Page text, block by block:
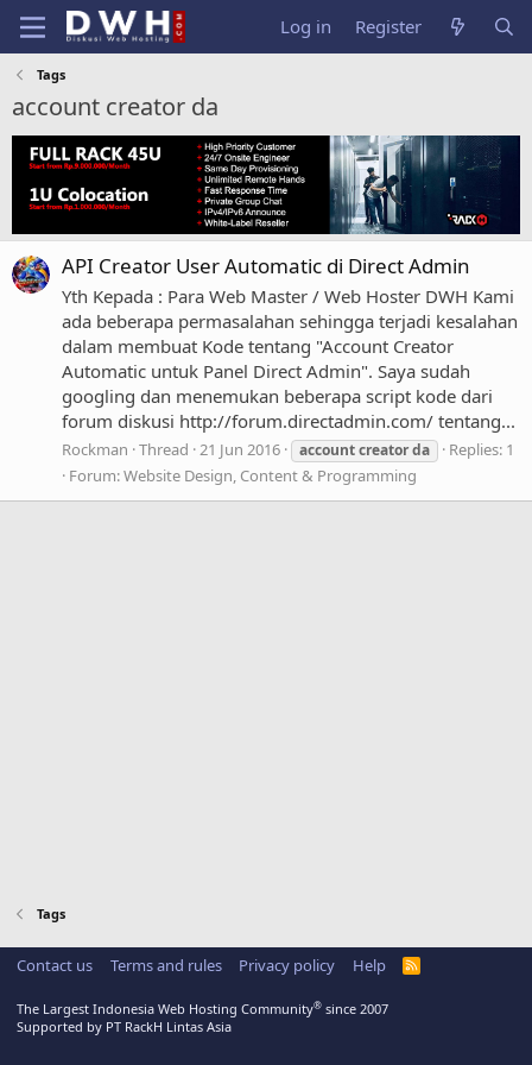
Log in Register
Tags
account creator da
API Creator User Automatic di Direct Admin
Yth Kepada : Para Web Master / Web Hoster DWH Kami
ada beberapa permasalahan sehingga terjadi kesalahan
dalam membuat Kode tentang "Account Creator
Automatic untuk Panel Direct Admin". Saya sudah
googling dan menemukan beberapa script kode dari
forum diskusi http://forum.directadmin.com/ tentang...
Rockman Thread 21 Jun 2016 accountcreatorda
Replies: 1
Forum:Website Design, Content & Programming
Tags
Contact us Terms and rules Privacy policy Help
R
The Largest Indonesia Web Hosting Community® since 2007
Supported by PT RackH Lintas Asia